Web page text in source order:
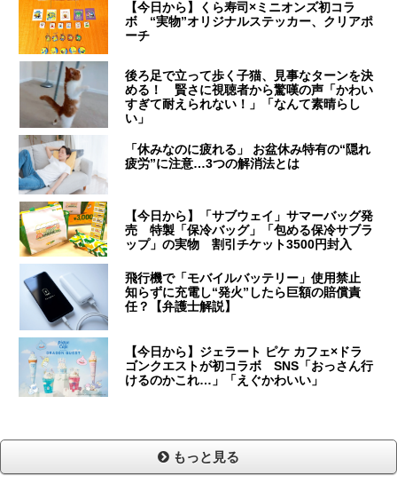
【今日から】くら寿司×ミニオンズ初コラ
ボ “実物”オリジナルステッカー、クリアポ
ーチ
後ろ足で立って歩く子猫、見事なターンを決
める！ 賢さに視聴者から驚嘆の声「かわい
すぎて耐えられない！」「なんて素晴らし
い」
「休みなのに疲れる」 お盆休み特有の“隠れ
疲労”に注意…3つの解消法とは
【今日から】「サブウェイ」サマーバッグ発
売 特製「保冷バッグ」「包める保冷サブラ
ップ」の実物 割引チケット3500円封入
飛行機で「モバイルバッテリー」使用禁止
知らずに充電し“発火”したら巨額の賠償責
任？【弁護士解説】
【今日から】ジェラート ピケ カフェ×ドラ
ゴンクエストが初コラボ SNS「おっさん行
けるのかこれ…」「えぐかわいい」
もっと見る